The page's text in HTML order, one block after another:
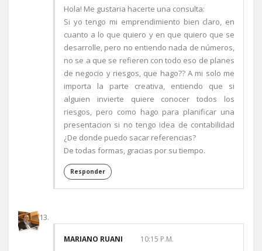
Hola! Me gustaria hacerte una consulta:
Si yo tengo mi emprendimiento bien claro, en
cuanto a lo que quiero y en que quiero que se
desarrolle, pero no entiendo nada de números,
no se a que se refieren con todo eso de planes
de negocio y riesgos, que hago?? A mi solo me
importa la parte creativa, entiendo que si
alguien invierte quiere conocer todos los
riesgos, pero como hago para planificar una
presentacion si no tengo idea de contabilidad
¿De donde puedo sacar referencias?
De todas formas, gracias por su tiempo.
Responder
MARIANO RUANI 10:15 P.M.